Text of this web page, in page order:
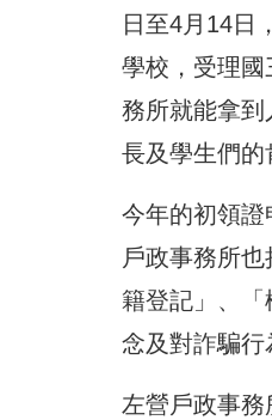
日至4月14日
學校，受理
務所就能拿
長及學生們的
今年的初領
戶政事務所
籍登記」、
念及對詐騙行
左營戶政事